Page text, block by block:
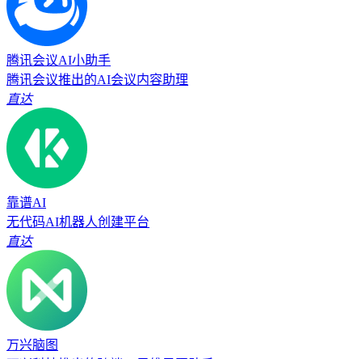
腾讯会议AI小助手
腾讯会议推出的AI会议内容助理
直达
靠谱AI
无代码AI机器人创建平台
直达
万兴脑图